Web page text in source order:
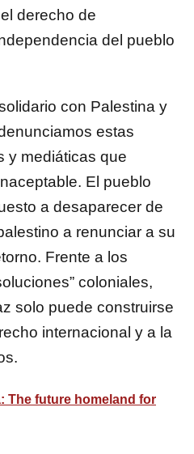
derecho de
del pueblo
con Palestina y
estas
y mediáticas que
El pueblo
a desaparecer de
a renunciar a su
Frente a los
coloniales,
solo puede construirse
internacional y a la
The future homeland for